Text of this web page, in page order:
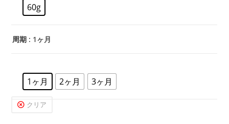
60g
周期 : 1ヶ月
1ヶ月 2ヶ月 3ヶ月
クリア